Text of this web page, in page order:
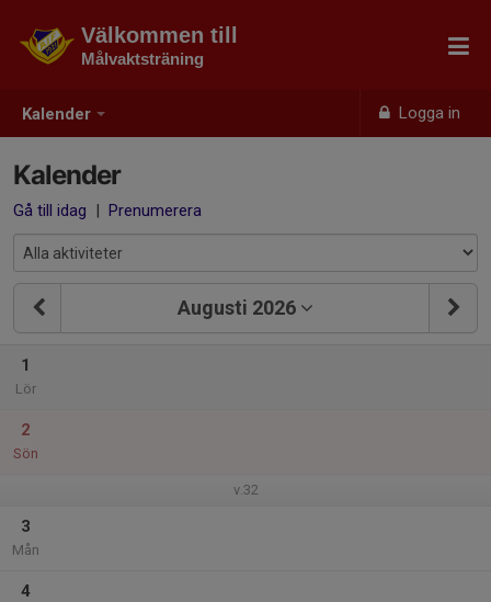
Kalender Logga in
Välkommen till
Målvaktsträning
Kalender
Gå till idag | Prenumerera
Augusti 2026
1
Lör
2
Sön
v.32
3
Mån
4